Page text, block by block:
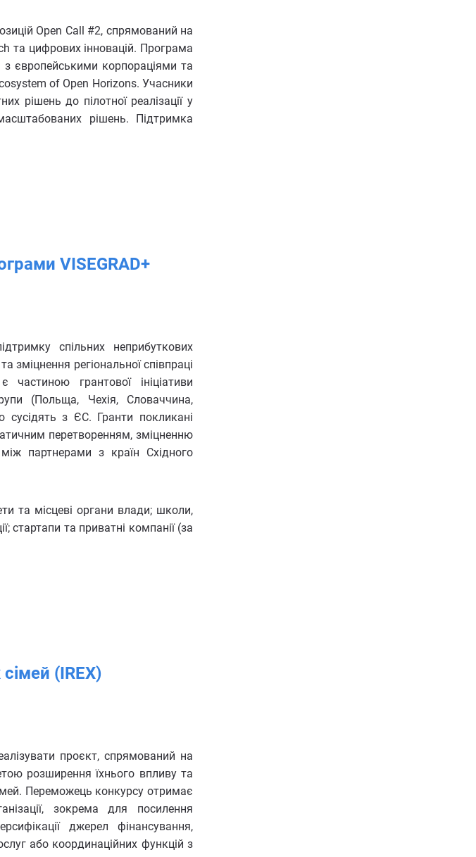
Open Call #2, спрямований на
та цифрових інновацій. Програма
з європейськими корпораціями та
of Open Horizons. Учасники
рішень до пілотної реалізації у
рішень. Підтримка
VISEGRAD+
спільних неприбуткових
зміцнення регіональної співпраці
грантової ініціативи
(Польща, Чехія, Словаччина,
сусідять з ЄС. Гранти покликані
перетворенням, зміцненню
партнерами з країн Східного
та місцеві органи влади; школи,
стартапи та приватні компанії (за
(IREX)
проєкт, спрямований на
розширення їхнього впливу та
Переможець конкурсу отримає
зокрема для посилення
джерел фінансування,
або координаційних функцій з